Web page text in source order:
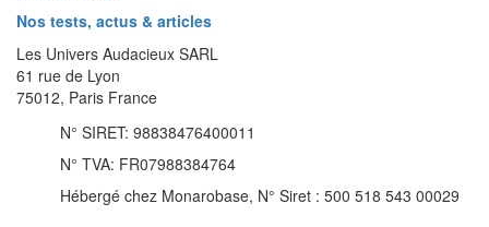
Nos tests, actus & articles
Les Univers Audacieux SARL
61 rue de Lyon
75012, Paris France
N° SIRET: 98838476400011
N° TVA: FR07988384764
Hébergé chez Monarobase, N° Siret : 500 518 543 00029